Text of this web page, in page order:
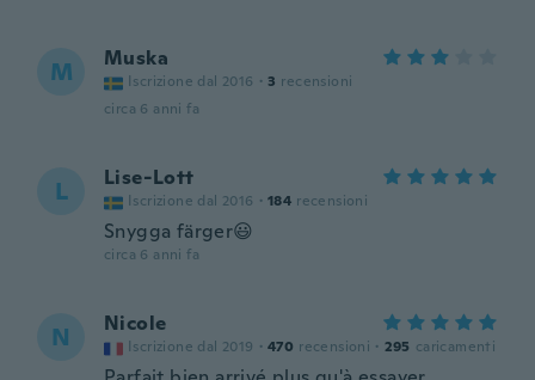
M Muska
Iscrizione dal 2016 · 3 recensioni
circa 6 anni fa
L Lise-Lott
Iscrizione dal 2016 · 184 recensioni
Snygga färger😃
circa 6 anni fa
N Nicole
Iscrizione dal 2019 · 470 recensioni · 295 caricamenti